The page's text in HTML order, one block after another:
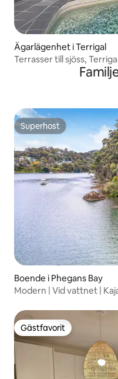
Ägarlägenhet i Terrigal
Terrasser till sjöss,
Superhost
Superhost
Boende i Phegans Bay
Modern | Vid vattnet |
Gästfavorit
Gästfavorit